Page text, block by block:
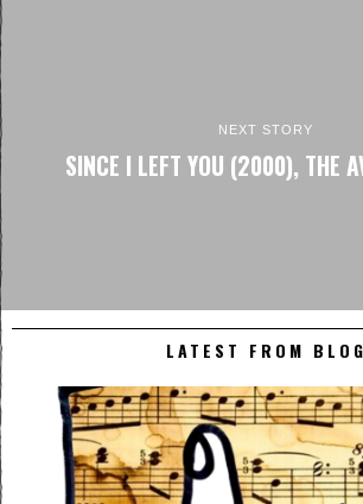
NEXT STORY
SINCE I LEFT YOU (2000), THE
LATEST FROM BLOG